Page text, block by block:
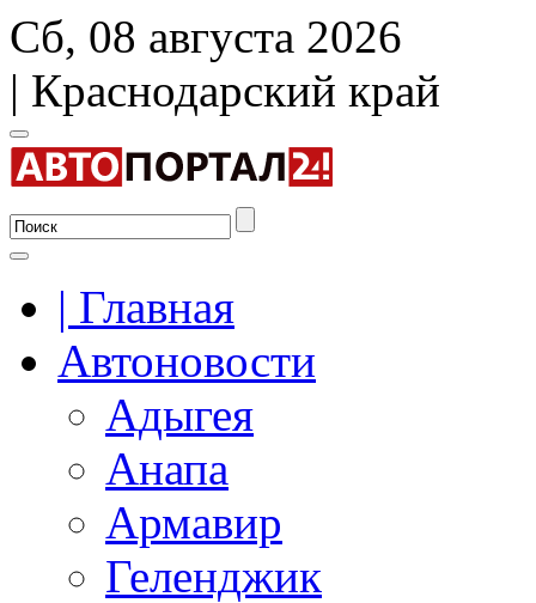
Сб, 08 августа 2026
| Краснодарский край
| Главная
Автоновости
Адыгея
Анапа
Армавир
Геленджик